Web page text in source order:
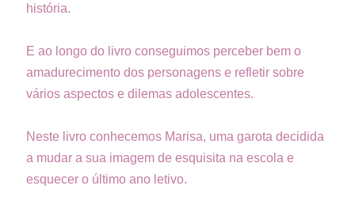
história.
E ao longo do livro conseguimos perceber bem o
amadurecimento dos personagens e refletir sobre
vários aspectos e dilemas adolescentes.
Neste livro conhecemos Marisa, uma garota decidida
a mudar a sua imagem de esquisita na escola e
esquecer o último ano letivo.